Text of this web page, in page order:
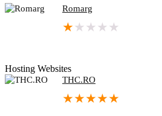
Romarg
★ ★ ★ ★ ★
Hosting Websites
THC.RO
★★★★★